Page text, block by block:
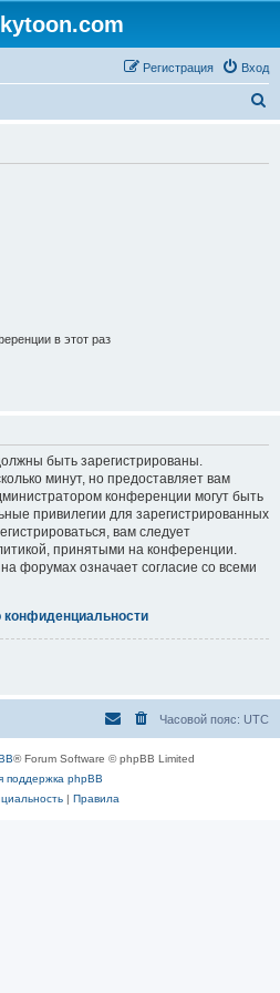
Вход
Регистрация
в этот раз
быть зарегистрированы.
минут, но предоставляет вам
конференции могут быть
привилегии для зарегистрированных
вам следует
принятыми на конференции.
форумах означает согласие со всеми
Часовой пояс: UTC
® Forum Software © phpBB Limited
поддержка phpBB
| Правила